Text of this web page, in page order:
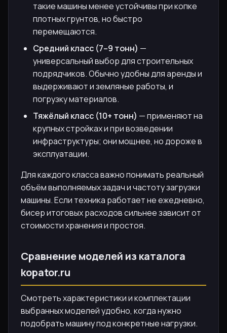
такие машины менее устойчивы при копке
плотных грунтов, но быстро
перемещаются.
Средний класс (7–9 тонн) —
универсальный выбор для строительных
подрядчиков. Обычно удобны для аренды и
выдерживают и земляные работы, и
погрузку материалов.
Тяжёлый класс (10+ тонн) — применяют на
крупных стройках и при возведении
инфраструктуры; они мощнее, но дороже в
эксплуатации.
Для каждого класса важно понимать реальный
объём выполняемых задач и частоту загрузки
машины. Если техника работает не ежедневно,
бисер итоговых расходов сильнее зависит от
стоимости хранения и простоя.
Сравнение моделей из каталога
kopator.ru
Смотреть характеристики и комплектации
выбранных моделей удобно, когда нужно
подобрать машину под конкретные нагрузки.